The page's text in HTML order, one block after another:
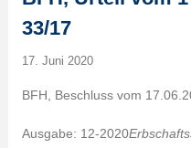
33/17
17. Juni 2020
BFH, Beschluss vom
Ausgabe: 12-2020